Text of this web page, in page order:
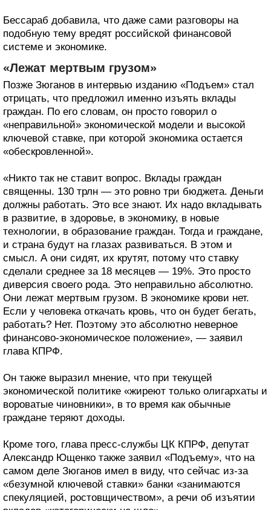
Бессараб добавила, что даже сами разговоры на
подобную тему вредят российской финансовой
системе и экономике.
«Лежат мертвым грузом»
Позже Зюганов в интервью изданию «Подъем» стал
отрицать, что предложил именно изъять вклады
граждан. По его словам, он просто говорил о
«неправильной» экономической модели и высокой
ключевой ставке, при которой экономика остается
«обескровленной».
«Никто так не ставит вопрос. Вклады граждан
священны. 130 трлн — это ровно три бюджета. Деньги
должны работать. Это все знают. Их надо вкладывать
в развитие, в здоровье, в экономику, в новые
технологии, в образование граждан. Тогда и граждане,
и страна будут на глазах развиваться. В этом и
смысл. А они сидят, их крутят, потому что ставку
сделали среднее за 18 месяцев — 19%. Это просто
диверсия своего рода. Это неправильно абсолютно.
Они лежат мертвым грузом. В экономике крови нет.
Если у человека откачать кровь, что он будет бегать,
работать? Нет. Поэтому это абсолютно неверное
финансово-экономическое положение», — заявил
глава КПРФ.
Он также выразил мнение, что при текущей
экономической политике «жиреют только олигархаты и
вороватые чиновники», в то время как обычные
граждане теряют доходы.
Кроме того, глава пресс-службы ЦК КПРФ, депутат
Александр Ющенко также заявил «Подъему», что на
самом деле Зюганов имел в виду, что сейчас из-за
«безумной ключевой ставки» банки «занимаются
спекуляцией, ростовщичеством», а речи об изъятии